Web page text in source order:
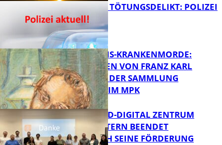
FB News
VERSUCHTES TÖTUNGSDELIKT: POLIZEI
ERMITTELT
FB Kultur
OPFER DER NS-KRANKENMORDE:
ZEICHNUNGEN VON FRANZ KARL
BÜHLER AUS DER SAMMLUNG
PRINZHORN IM MPK
MITTELSTAND-DIGITAL ZENTRUM
KAISERSLAUTERN BEENDET
ERFOLGREICH SEINE FÖRDERUNG